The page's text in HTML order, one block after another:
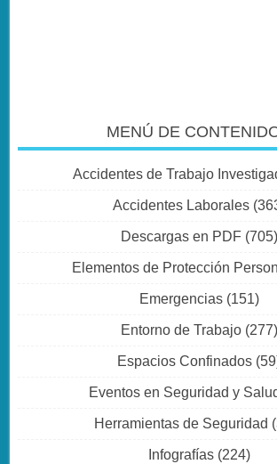
MENÚ DE
Accidentes de Trabajo
Accidentes Laborales
Descargas en PDF(705)
Elementos de Protección
Emergencias(151)
Entorno de Trabajo(277)
Espacios Confinados
Eventos en Seguridad y
Herramientas de Seguridad
Infografías(224)